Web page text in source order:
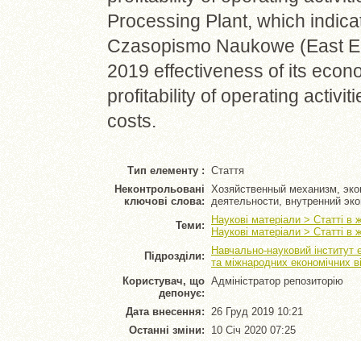
Processing Plant, which
Czasopismo Naukowe (East
2019 effectiveness of its
profitability of operating
costs.
Тип елементу : Стаття
Неконтрольовані
ключові слова:
Хозяйственный механизм,
деятельности, внутренний
Теми:
Наукові матеріали > Статті
Наукові матеріали > Статті в
Підрозділи:
Навчально-науковий
та міжнародних економічних
Користувач, що
депонує:
Адміністратор репозиторію
Дата внесення: 26 Груд 2019 10:21
Останні зміни: 10 Січ 2020 07:25